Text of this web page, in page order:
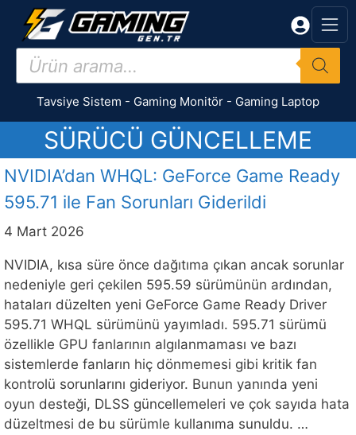
İçeriğe
Products
search
Tavsiye Sistem - Gaming Monitör - Gaming Laptop
SÜRÜCÜ GÜNCELLEME
NVIDIA’dan WHQL: GeForce Game Ready
595.71 ile Fan Sorunları Giderildi
4 Mart 2026
NVIDIA, kısa süre önce dağıtıma çıkan ancak sorunlar
nedeniyle geri çekilen 595.59 sürümünün ardından,
hataları düzelten yeni GeForce Game Ready Driver
595.71 WHQL sürümünü yayımladı. 595.71 sürümü
özellikle GPU fanlarının algılanmaması ve bazı
sistemlerde fanların hiç dönmemesi gibi kritik fan
kontrolü sorunlarını gideriyor. Bunun yanında yeni
oyun desteği, DLSS güncellemeleri ve çok sayıda hata
düzeltmesi de bu sürümle kullanıma sunuldu. …